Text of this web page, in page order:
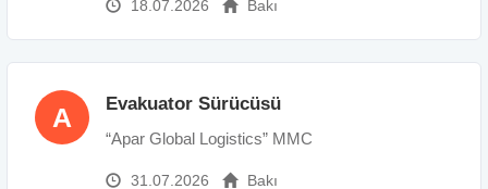
18.07.2026 Bakı
A Evakuator Sürücüsü
“Apar Global Logistics” MMC
31.07.2026 Bakı